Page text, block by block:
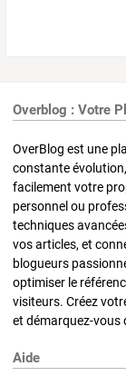
Overblog : Votre
OverBlog est une
constante
facilement votre
personnel ou
techniques
vos articles, et
blogueurs
optimiser le
visiteurs. Créez
et démarquez-vous
Aide